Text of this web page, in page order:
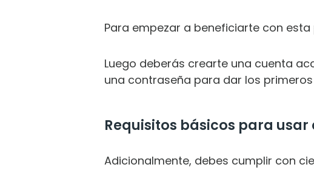
Para empezar a beneficiarte con
Luego deberás crearte una cuenta
una contraseña para dar los
Requisitos básicos para usar
Adicionalmente, debes cumplir con